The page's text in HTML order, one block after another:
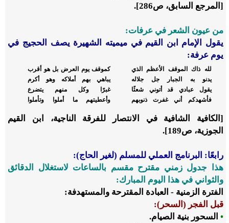
[المرجع السابق، ص286].
من عيون الشعر في عرفات:
يقول الإمام ابن القيم في ميميته الشهيرة يصف الحجيج في
يوم عرفة:
لله ذاك الموقف الأعظم الذي
كموقف يوم العرض بل هو أقرب
يدنو به الجبار جل جلاله
يباهي بهم أملاكه وهو أكرم
يقول عبادي قد أتوني شعثًا
غبرًا وكل منهم يتضرع
فأشهدكم أني غفرت ذنوبهم
وأعطيتهم ما أملوا وتأملوا
[الكافية الشافية في الانتصار للفرقة الناجية، ابن القيم
الجوزية، ص189].
رابعًا: البرنامج العملي للمسلم (لغير الحاج):
هذا جدول زمني مقترح مقسم بالساعات لاستغلال الدقائق
والثواني في هذا اليوم المبارك:
الفترة الزمنية - العبادة المقترحة والمستهدفة:
قبل الفجر (السحر):
• السحور بنية الصيام.